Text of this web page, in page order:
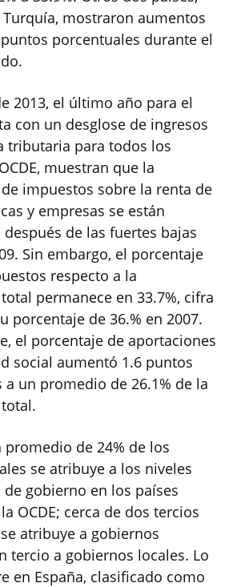
mostraron aumentos
porcentuales durante el
2013, el último año para el
con un desglose de ingresos
tributaria para todos los
muestran que la
impuestos sobre la renta de
y empresas se están
de las fuertes bajas
Sin embargo, el porcentaje
respecto a la
permanece en 33.7%, cifra
porcentaje de 36.% en 2007.
el porcentaje de aportaciones
social aumentó 1.6 puntos
a un promedio de 26.1% de la
promedio de 24% de los
se atribuye a los niveles
gobierno en los países
OCDE; cerca de dos tercios
atribuye a gobiernos
tercio a gobiernos locales. Lo
en España, clasificado como